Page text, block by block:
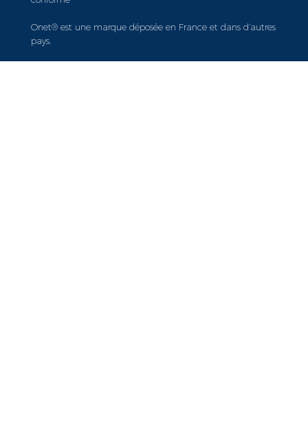
Onet® est une marque déposée en France et dans d’autres
pays.